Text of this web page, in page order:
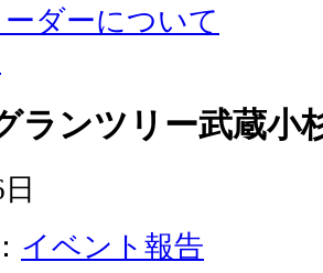
ダーについて
ランツリー武蔵小
イベント報告